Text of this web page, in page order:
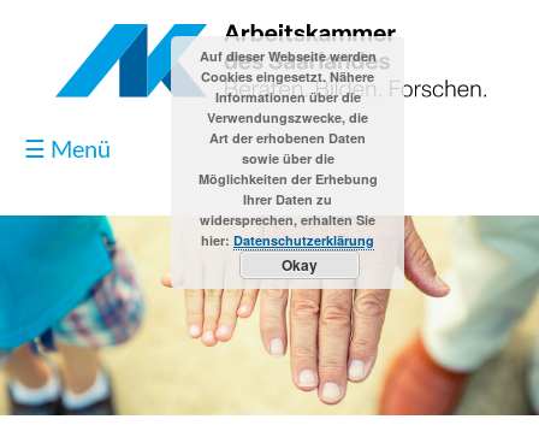
☰ Menü
Blog
Kontakt
Auf dieser Webseite werden
Cookies eingesetzt. Nähere
Informationen über die
Verwendungszwecke, die
Art der erhobenen Daten
sowie über die
Möglichkeiten der Erhebung
Ihrer Daten zu
widersprechen, erhalten Sie
hier: Datenschutzerklärung
Okay